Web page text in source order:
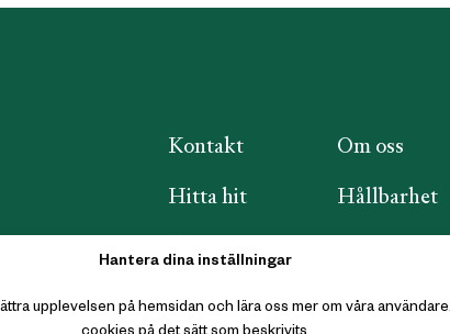
Hantera dina inställningar
upplevelsen på hemsidan och lära oss mer om våra
Kontakt
Hitta hit
Öppettider
FAQ
Om oss
Hållbarhet